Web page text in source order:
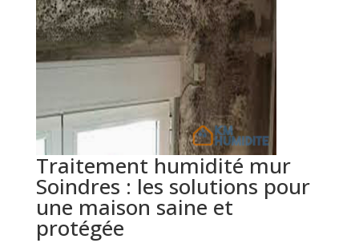
Traitement humidité mur
Soindres : les solutions pour
une maison saine et
protégée